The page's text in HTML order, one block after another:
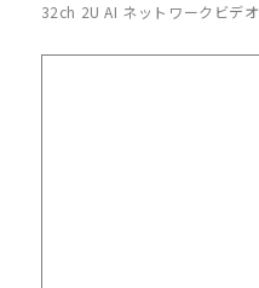
32ch 2U AI ネットワークビデ